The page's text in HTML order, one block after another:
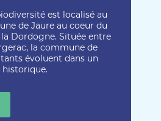
est localisé au
de Jaure au coeur du
Dordogne. Située entre
la commune de
évoluent dans un
historique.